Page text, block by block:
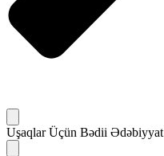
Uşaqlar Üçün Bədii Ədəbiyyat